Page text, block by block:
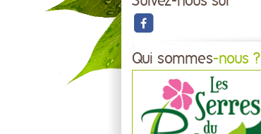
Qui sommes-nous ?